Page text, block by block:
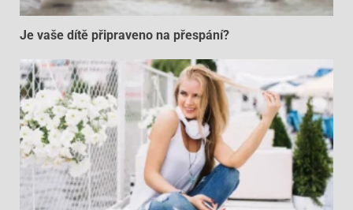
Je vaše dítě připraveno na přespání?